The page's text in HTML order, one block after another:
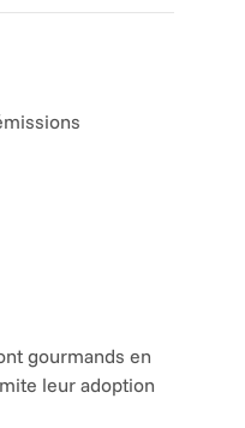
gourmands en
leur adoption